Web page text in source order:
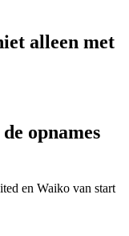
alleen met
opnames
en Waiko van start